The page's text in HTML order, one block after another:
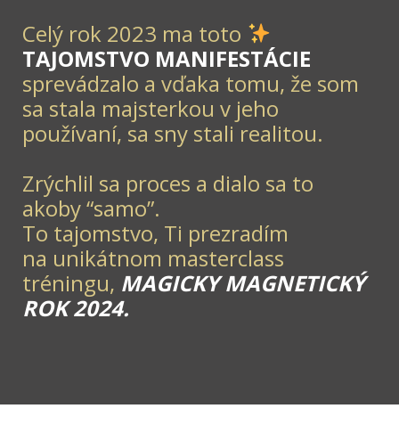
Celý rok 2023 ma toto
TAJOMSTVO MANIFESTÁCIE
sprevádzalo a vďaka tomu, že som
sa stala majsterkou v jeho
používaní, sa sny stali realitou.
Zrýchlil sa proces a dialo sa to
akoby “samo”.
To tajomstvo, Ti prezradím
na unikátnom masterclass
tréningu, MAGICKY MAGNETICKÝ
ROK 2024.